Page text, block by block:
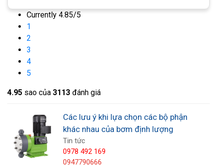
xuất. Tuy nhiên, khi nó hoạt động trong một thời
gian dài, nhiệt của nam châm điện sẽ tích tụ trên
bề mặt cao su của nó thông qua bức xạ và sự dẫn
điện của các bu lông dát của nó. Khi bị biến dạng,
màng ngăn sẽ nhanh chóng bị hư hỏng và
hỏng. Do đó, loại bơm định lượng màng này có lỗ
báo vỡ màng.
Currently 4.85/5
1
2
3
4
5
4.95 sao của 3113 đánh giá
Các lưu ý khi lựa chọn các bộ phận
khác nhau của bơm định lượng
Tin tức
0978 492 169
0947790666